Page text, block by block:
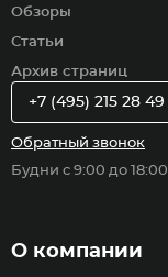
Обзоры
Статьи
Архив страниц
О компании
+7 (495) 215 28 49
Обратный звонок
Будни с 9:00 до 18:00